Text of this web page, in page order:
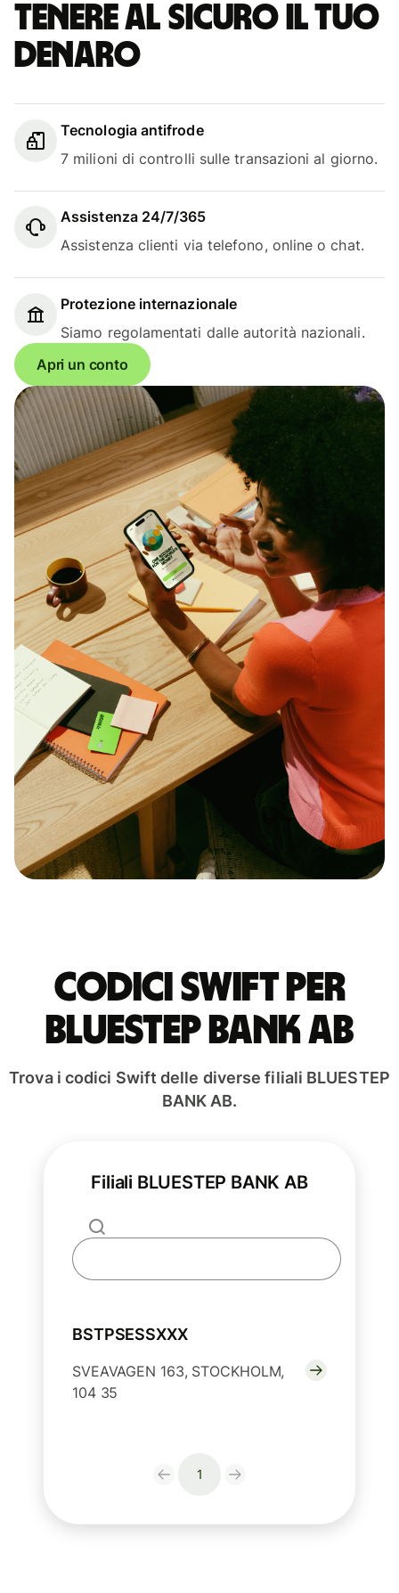
Tenere al sicuro il tuo
denaro
Tecnologia antifrode
7 milioni di controlli sulle transazioni al giorno.
Assistenza 24/7/365
Assistenza clienti via telefono, online o chat.
Protezione internazionale
Siamo regolamentati dalle autorità nazionali.
Apri un conto
Codici Swift per
BLUESTEP BANK AB
Trova i codici Swift delle diverse filiali BLUESTEP
BANK AB.
Filiali BLUESTEP BANK AB
BSTPSESSXXX
SVEAVAGEN 163, STOCKHOLM,
104 35
1